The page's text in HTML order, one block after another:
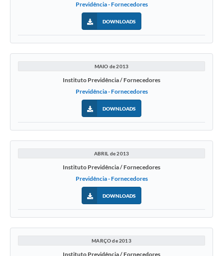
Previdência - Fornecedores
DOWNLOADS
MAIO de 2013
Instituto Previdência / Fornecedores
Previdência - Fornecedores
DOWNLOADS
ABRIL de 2013
Instituto Previdência / Fornecedores
Previdência - Fornecedores
DOWNLOADS
MARÇO de 2013
Instituto Previdência / Fornecedores